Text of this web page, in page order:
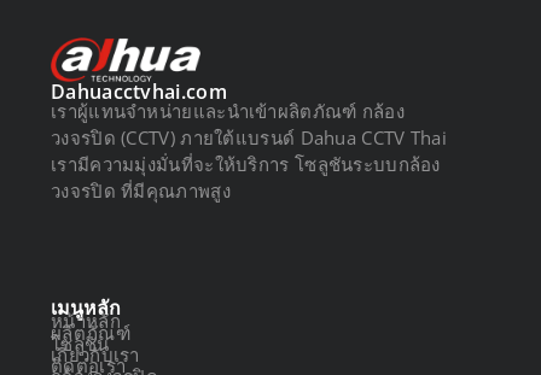
Dahuacctvhai.com
เราผู้แทนจำหน่ายและนำเข้าผลิตภัณฑ์ กล้อง
วงจรปิด (CCTV) ภายใต้แบรนด์ Dahua CCTV Thai
เรามีความมุ่งมั่นที่จะให้บริการ โซลูชันระบบกล้อง
วงจรปิด ที่มีคุณภาพสูง
เมนูหลัก
หน้าหลัก
ผลิตภัณฑ์
โซลูชัน
เกี่ยวกับเรา
ติดต่อเรา